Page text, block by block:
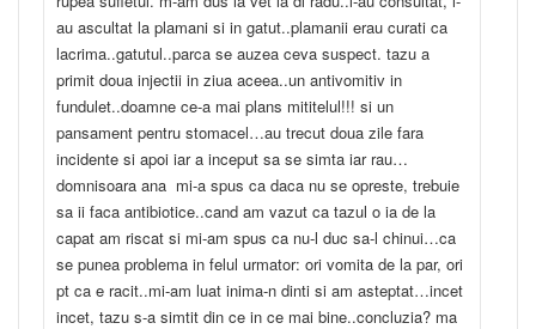
au ascultat la plamani si in gatut..plamanii erau curati ca
lacrima..gatutul..parca se auzea ceva suspect. tazu a
primit doua injectii in ziua aceea..un antivomitiv in
fundulet..doamne ce-a mai plans mititelul!!! si un
pansament pentru stomacel…au trecut doua zile fara
incidente si apoi iar a inceput sa se simta iar rau…
domnisoara ana mi-a spus ca daca nu se opreste, trebuie
sa ii faca antibiotice..cand am vazut ca tazul o ia de la
capat am riscat si mi-am spus ca nu-l duc sa-l chinui…ca
se punea problema in felul urmator: ori vomita de la par, ori
pt ca e racit..mi-am luat inima-n dinti si am asteptat…incet
incet, tazu s-a simtit din ce in ce mai bine..concluzia? ma